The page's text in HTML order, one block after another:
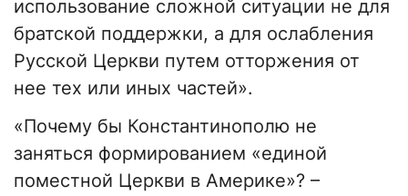
использование сложной ситуации не для
братской поддержки, а для ослабления
Русской Церкви путем отторжения от
нее тех или иных частей».
«Почему бы Константинополю не
заняться формированием «единой
поместной Церкви в Америке»? –